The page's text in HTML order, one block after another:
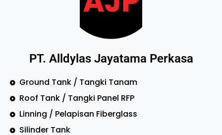
PT. Alldylas Jayatama Perkasa
Ground Tank / Tangki Tanam
Roof Tank / Tangki Panel RFP
Linning / Pelapisan Fiberglass
Silinder Tank